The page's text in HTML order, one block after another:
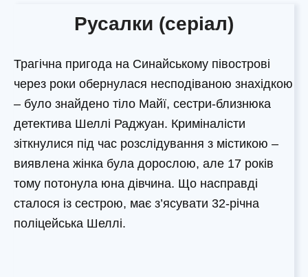
Русалки (серіал)
Трагічна пригода на Синайському півострові
через роки обернулася несподіваною знахідкою
– було знайдено тіло Майї, сестри-близнюка
детектива Шеллі Раджуан. Криміналісти
зіткнулися під час розслідування з містикою –
виявлена жінка була дорослою, але 17 років
тому потонула юна дівчина. Що насправді
сталося із сестрою, має з’ясувати 32-річна
поліцейська Шеллі.